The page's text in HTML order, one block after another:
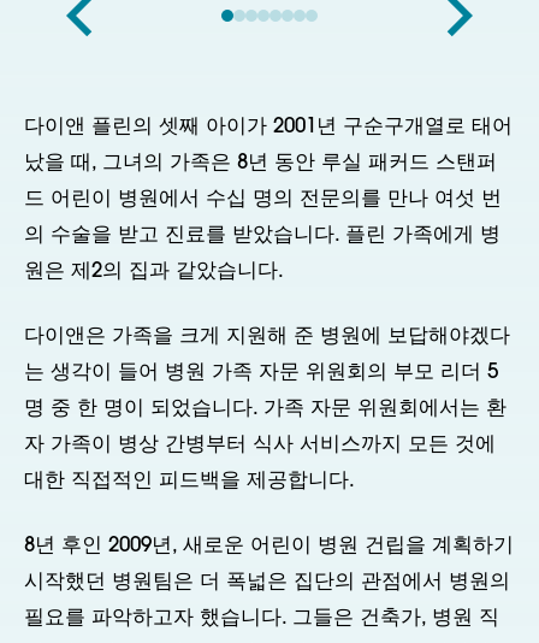
다이앤 플린의 셋째 아이가 2001년 구순구개열로 태어
났을 때, 그녀의 가족은 8년 동안 루실 패커드 스탠퍼
드 어린이 병원에서 수십 명의 전문의를 만나 여섯 번
의 수술을 받고 진료를 받았습니다. 플린 가족에게 병
원은 제2의 집과 같았습니다.
다이앤은 가족을 크게 지원해 준 병원에 보답해야겠다
는 생각이 들어 병원 가족 자문 위원회의 부모 리더 5
명 중 한 명이 되었습니다. 가족 자문 위원회에서는 환
자 가족이 병상 간병부터 식사 서비스까지 모든 것에
대한 직접적인 피드백을 제공합니다.
8년 후인 2009년, 새로운 어린이 병원 건립을 계획하기
시작했던 병원팀은 더 폭넓은 집단의 관점에서 병원의
필요를 파악하고자 했습니다. 그들은 건축가, 병원 직